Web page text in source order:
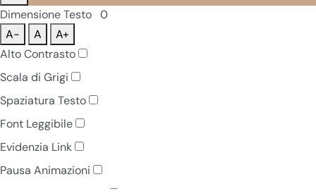
Dimensione Testo 0
A-
A
A+
Alto Contrasto
Scala di Grigi
Spaziatura Testo
Font Leggibile
Evidenzia Link
Pausa Animazioni